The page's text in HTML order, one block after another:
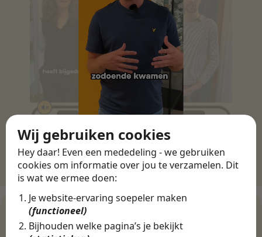
Wij gebruiken cookies
Hey daar! Even een mededeling - we gebruiken
cookies om informatie over jou te verzamelen. Dit
is wat we ermee doen:
Je website-ervaring soepeler maken
(functioneel)
Bijhouden welke pagina’s je bekijkt